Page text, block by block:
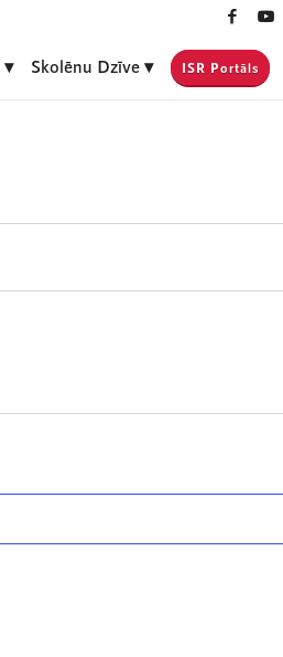
Skolēnu Dzīve ISR Portāls